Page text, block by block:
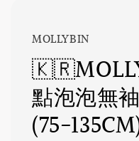
MOLLYBIN
點泡泡無
(75-